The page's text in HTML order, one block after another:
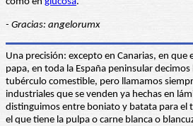
- Gracias: angelorumx
Una precisión: excepto en Canarias, en que
papa, en toda la España peninsular
tubérculo comestible, pero llamamos
industriales que se venden ya hechas en
distinguimos entre boniato y batata para el
el que tiene la pulpa o carne blanca o